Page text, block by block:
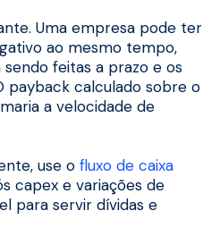
Uma empresa pode ter
ao mesmo tempo,
feitas a prazo e os
payback calculado sobre o
a velocidade de
use o fluxo de caixa
capex e variações de
para servir dívidas e